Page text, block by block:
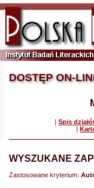
DOSTĘP ON-
| Spis
|
WYSZUKANE
Zastosowane kryterium: